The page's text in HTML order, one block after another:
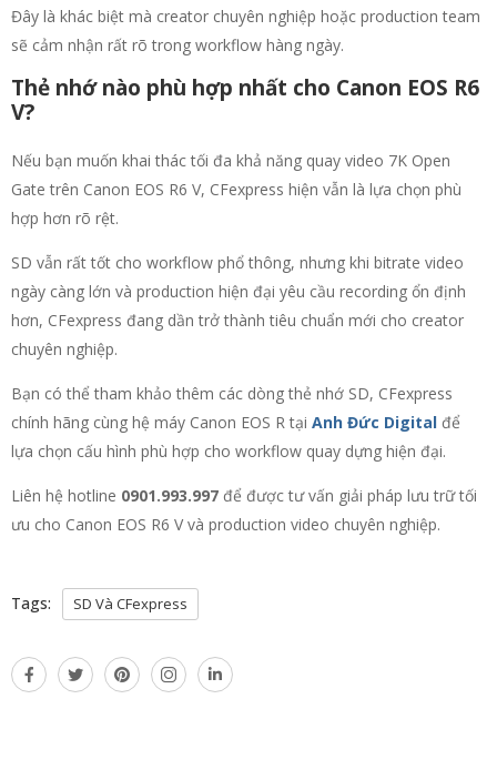
Đây là khác biệt mà creator chuyên nghiệp hoặc production team
sẽ cảm nhận rất rõ trong workflow hàng ngày.
Thẻ nhớ nào phù hợp nhất cho Canon EOS R6
V?
Nếu bạn muốn khai thác tối đa khả năng quay video 7K Open
Gate trên Canon EOS R6 V, CFexpress hiện vẫn là lựa chọn phù
hợp hơn rõ rệt.
SD vẫn rất tốt cho workflow phổ thông, nhưng khi bitrate video
ngày càng lớn và production hiện đại yêu cầu recording ổn định
hơn, CFexpress đang dần trở thành tiêu chuẩn mới cho creator
chuyên nghiệp.
Bạn có thể tham khảo thêm các dòng thẻ nhớ SD, CFexpress
chính hãng cùng hệ máy Canon EOS R tại Anh Đức Digital để
lựa chọn cấu hình phù hợp cho workflow quay dựng hiện đại.
Liên hệ hotline 0901.993.997 để được tư vấn giải pháp lưu trữ tối
ưu cho Canon EOS R6 V và production video chuyên nghiệp.
Tags: SD Và CFexpress